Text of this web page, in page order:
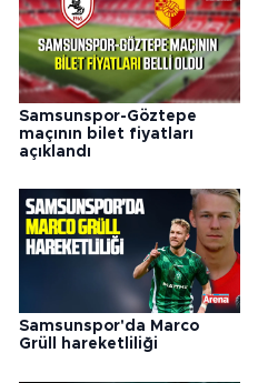
Samsunspor-Göztepe
maçının bilet fiyatları
açıklandı
Samsunspor'da Marco
Grüll hareketliliği